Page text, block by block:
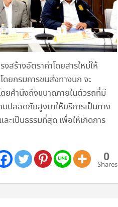
สร้างอัตราค่าโดยสารใหม่ให้
ยกรมการขนส่งทางบก จะ
ยคำนึงถึงขนาดภายในตัวรถที่มี
ปลอดภัยสูงมาให้บริการเป็นทาง
ะเป็นธรรมที่สุด เพื่อให้เกิดการ
0
Shares